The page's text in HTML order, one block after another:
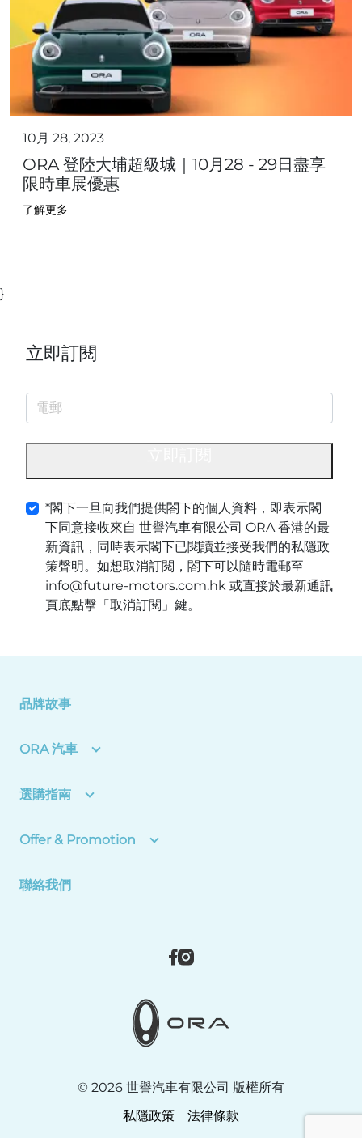
10月 28, 2023
ORA 登陸大埔超級城｜10月28 - 29日盡享
限時車展優惠
了解更多
}
立即訂閱
*閣下一旦向我們提供閤下的個人資料，即表示閣
下同意接收來自 世譽汽車有限公司 ORA 香港的最
新資訊，同時表示閣下已閱讀並接受我們的私隱政
策聲明。如想取消訂閱，閤下可以隨時電郵至
info@future-motors.com.hk 或直接於最新通訊
頁底點擊「取消訂閱」鍵。
品牌故事
ORA 汽車
選購指南
Offer & Promotion
聯絡我們
​© 2026 世譽汽車有限公司 版權所有
私隱政策
法律條款